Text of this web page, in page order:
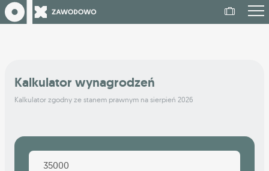
Kalkulator wynagrodzeń
Kalkulator zgodny ze stanem prawnym na sierpień 2026